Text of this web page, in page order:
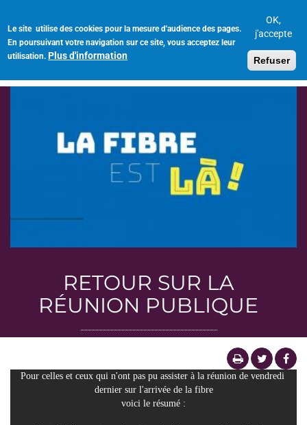
Le site utilise des cookies pour la mesure d'audience des pages.
En poursuivant votre navigation sur ce site, vous acceptez leur
utilisation. Plus d'information
OK,
j'accepte
Refuser
contenu
principal
RETOUR SUR LA
RÉUNION PUBLIQUE
Pour celles et ceux qui n'ont pas pu assister à la réunion de vendredi
dernier sur l'arrivée de la fibre
voici le résumé :